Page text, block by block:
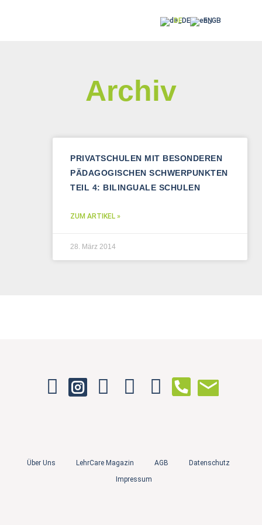
DE EN
Archiv
PRIVATSCHULEN MIT BESONDEREN
PÄDAGOGISCHEN SCHWERPUNKTEN
TEIL 4: BILINGUALE SCHULEN
ZUM ARTIKEL »
28. März 2014
Über Uns LehrCare Magazin AGB
Datenschutz
Impressum